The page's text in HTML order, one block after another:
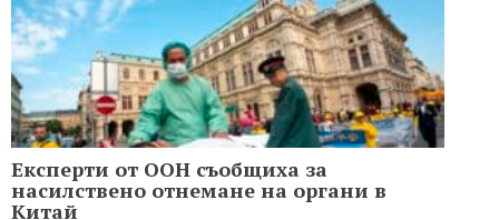
Експерти от ООН съобщиха за
насилствено отнемане на органи в
Китай